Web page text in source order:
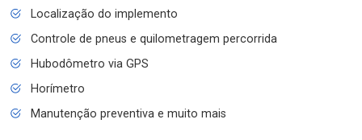
Localização do implemento
Controle de pneus e quilometragem percorrida
Hubodômetro via GPS
Horímetro
Manutenção preventiva e muito mais